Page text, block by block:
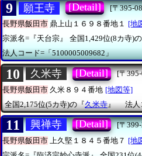
9 願王寺 [Detail]
[〒395-
長野県飯田市 鼎上山１６９８番地１ [地
宗派名=『天台宗』
全国1,429位(8カ寺)
法人コード=「5100005009682」
10 久米寺 [Detail]
[〒
長野県飯田市 久米８９４番地 [地図等]
全国2,175位(5カ寺)の『久米寺』 法人
11 興禅寺 [Detail]
[〒
長野県飯田市 上久堅１８４５番地７ [地